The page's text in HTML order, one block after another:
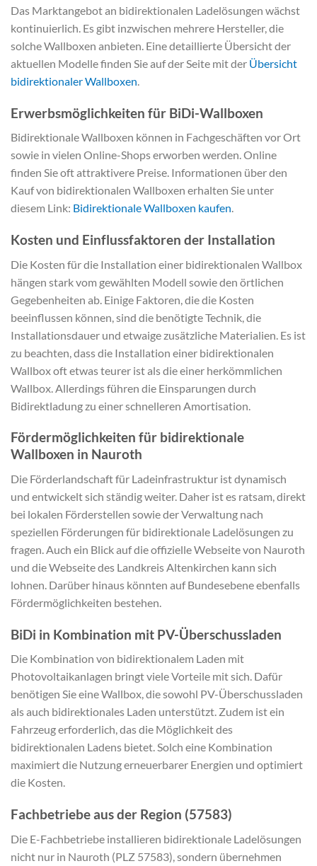
Das Marktangebot an bidirektionalen Ladelösungen wächst
kontinuierlich. Es gibt inzwischen mehrere Hersteller, die
solche Wallboxen anbieten. Eine detaillierte Übersicht der
aktuellen Modelle finden Sie auf der Seite mit der Übersicht
bidirektionaler Wallboxen
Erwerbsmöglichkeiten für BiDi-Wallboxen
Bidirektionale Wallboxen können in Fachgeschäften vor Ort
sowie in vielen Online-Shops erworben werden. Online
finden Sie oft attraktivere Preise. Informationen über den
Kauf von bidirektionalen Wallboxen erhalten Sie unter
diesem Link: Bidirektionale Wallboxen kaufen.
Kosten und Einflussfaktoren der Installation
Die Kosten für die Installation einer bidirektionalen Wallbox
hängen stark vom gewählten Modell sowie den örtlichen
Gegebenheiten ab. Einige Faktoren, die die Kosten
beeinflussen können, sind die benötigte Technik, die
Installationsdauer und etwaige zusätzliche Materialien. Es ist
zu beachten, dass die Installation einer bidirektionalen
Wallbox oft etwas teurer ist als die einer herkömmlichen
Wallbox. Allerdings führen die Einsparungen durch
Bidirektladung zu einer schnelleren Amortisation.
Fördermöglichkeiten für bidirektionale
Wallboxen in Nauroth
Die Förderlandschaft für Ladeinfrastruktur ist dynamisch
und entwickelt sich ständig weiter. Daher ist es ratsam, direkt
bei lokalen Förderstellen sowie der Verwaltung nach
speziellen Förderungen für bidirektionale Ladelösungen zu
fragen. Auch ein Blick auf die offizielle Webseite von Nauroth
und die Webseite des Landkreis Altenkirchen kann sich
lohnen. Darüber hinaus könnten auf Bundesebene ebenfalls
Fördermöglichkeiten bestehen.
BiDi in Kombination mit PV-Überschussladen
Die Kombination von bidirektionalem Laden mit
Photovoltaikanlagen bringt viele Vorteile mit sich. Dafür
benötigen Sie eine Wallbox, die sowohl PV-Überschussladen
als auch bidirektionales Laden unterstützt. Zudem ist ein
Fahrzeug erforderlich, das die Möglichkeit des
bidirektionalen Ladens bietet. Solch eine Kombination
maximiert die Nutzung erneuerbarer Energien und optimiert
die Kosten.
Fachbetriebe aus der Region (57583)
Die E-Fachbetriebe installieren bidirektionale Ladelösungen
nicht nur in Nauroth (PLZ 57583), sondern übernehmen